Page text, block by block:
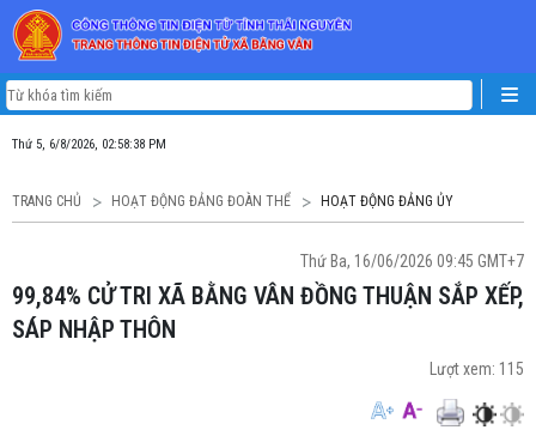
Thứ 5, 6/8/2026, 02:58:39 PM
TRANG CHỦ HOẠT ĐỘNG ĐẢNG ĐOÀN THỂ HOẠT ĐỘNG ĐẢNG ỦY
Thứ Ba, 16/06/2026 09:45 GMT+7
99,84% CỬ TRI XÃ BẰNG VÂN ĐỒNG THUẬN SẮP XẾP,
SÁP NHẬP THÔN
Lượt xem: 115